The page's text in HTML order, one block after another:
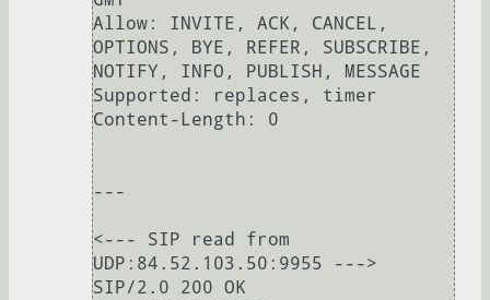
Allow: INVITE, ACK, CANCEL,
OPTIONS, BYE, REFER, SUBSCRIBE,
NOTIFY, INFO, PUBLISH, MESSAGE
Supported: replaces, timer
Content-Length: 0
---
<--- SIP read from
UDP:84.52.103.50:9955 --->
SIP/2.0 200 OK